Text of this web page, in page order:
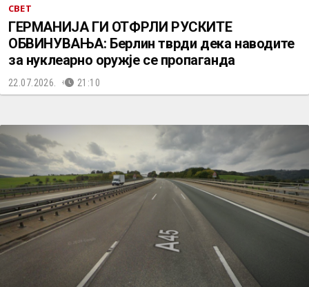
СВЕТ
ГЕРМАНИЈА ГИ ОТФРЛИ РУСКИТЕ
ОБВИНУВАЊА: Берлин тврди дека наводите
за нуклеарно оружје се пропаганда
22.07.2026. 21:10